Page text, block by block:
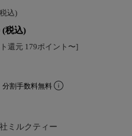
込)
(税込)
還元 179ポイント〜]
分割手数料無料
ミルクティー